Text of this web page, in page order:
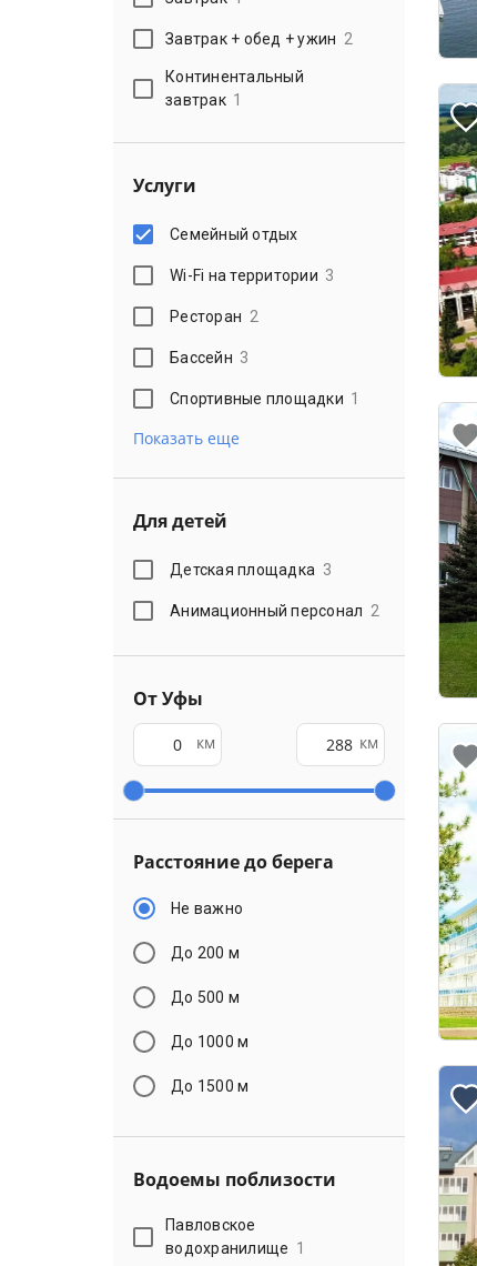
Завтрак + обед + ужин 2
Континентальный
завтрак 1
Услуги
Семейный отдых
Wi-Fi на территории 3
Ресторан 2
Бассейн 3
Спортивные площадки 1
Показать еще
Для детей
Детская площадка 3
Анимационный персонал 2
От Уфы
км км
Расстояние до берега
Не важно
До 200 м
До 500 м
До 1000 м
До 1500 м
Водоемы поблизости
Павловское
водохранилище 1